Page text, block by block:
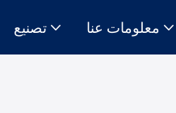
تصنيع معلومات عنا